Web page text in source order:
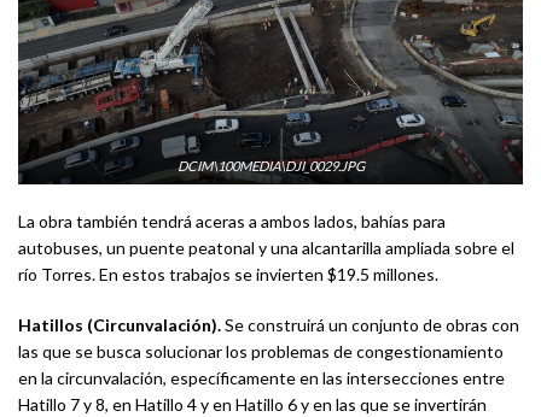
DCIM\100MEDIA\DJI_0029.JPG
La obra también tendrá aceras a ambos lados, bahías para
autobuses, un puente peatonal y una alcantarilla ampliada sobre el
río Torres. En estos trabajos se invierten $19.5 millones.
Hatillos (Circunvalación).Se construirá un conjunto de obras con
las que se busca solucionar los problemas de congestionamiento
en la circunvalación, específicamente en las intersecciones entre
Hatillo 7 y 8, en Hatillo 4 y en Hatillo 6 y en las que se invertirán